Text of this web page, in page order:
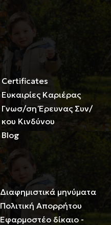
Certificates
Ευκαιρίες Καριέρας
Γνωσ/ση Έρευνας Συν/
κου Κινδύνου
Blog
Περιορισμοί ευθύνης
Διαφημιστικά μηνύματα
Πολιτική Απορρήτου
Εφαρμοστέο δίκαιο -